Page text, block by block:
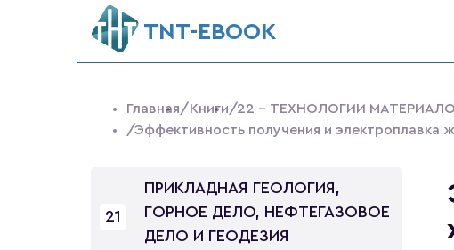
ТNT-EBOOK
Главная/Книги/22 - ТЕХНОЛОГИИ
/Эффективность получения и электроплавка
21
ПРИКЛАДНАЯ ГЕОЛОГИЯ,
ГОРНОЕ ДЕЛО, НЕФТЕГАЗОВОЕ
ДЕЛО И ГЕОДЕЗИЯ